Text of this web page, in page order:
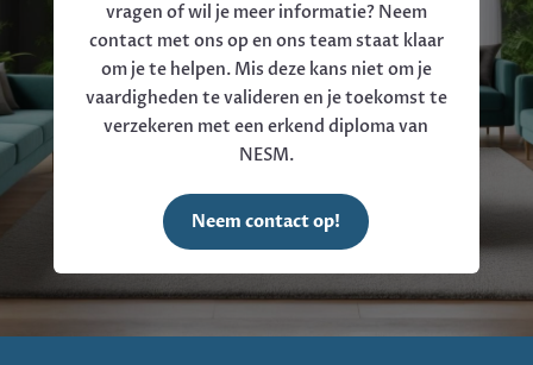
vragen of wil je meer informatie? Neem
contact met ons op en ons team staat klaar
om je te helpen. Mis deze kans niet om je
vaardigheden te valideren en je toekomst te
verzekeren met een erkend diploma van
NESM.
Neem contact op!